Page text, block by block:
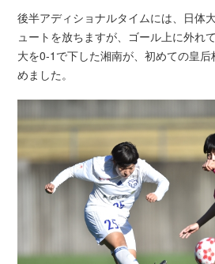
後半アディショナルタイムには、日体
ュートを放ちますが、ゴール上に外れ
大を0-1で下した湘南が、初めての皇
めました。